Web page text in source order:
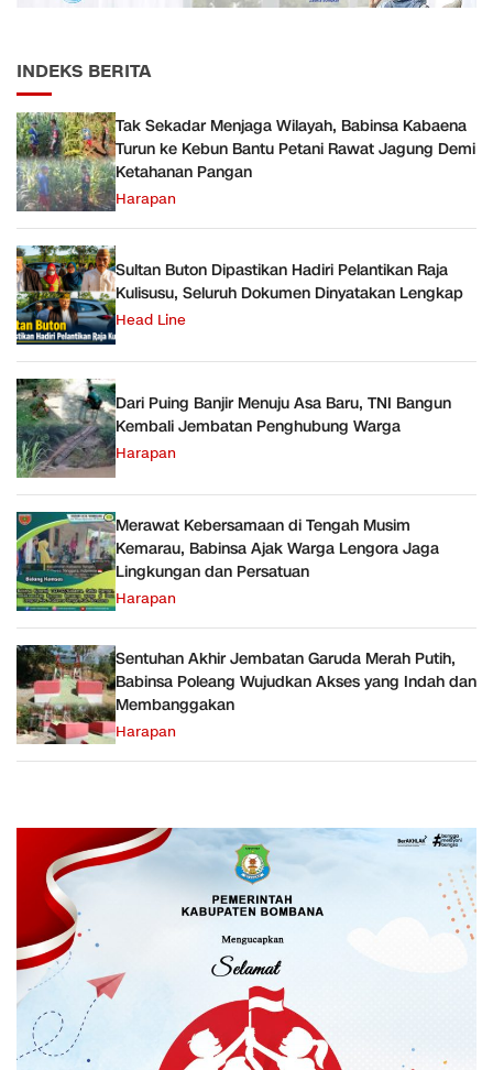
INDEKS BERITA
Tak Sekadar Menjaga Wilayah, Babinsa Kabaena
Turun ke Kebun Bantu Petani Rawat Jagung Demi
Ketahanan Pangan
Harapan
Sultan Buton Dipastikan Hadiri Pelantikan Raja
Kulisusu, Seluruh Dokumen Dinyatakan Lengkap
Head Line
Dari Puing Banjir Menuju Asa Baru, TNI Bangun
Kembali Jembatan Penghubung Warga
Harapan
Merawat Kebersamaan di Tengah Musim
Kemarau, Babinsa Ajak Warga Lengora Jaga
Lingkungan dan Persatuan
Harapan
Sentuhan Akhir Jembatan Garuda Merah Putih,
Babinsa Poleang Wujudkan Akses yang Indah dan
Membanggakan
Harapan